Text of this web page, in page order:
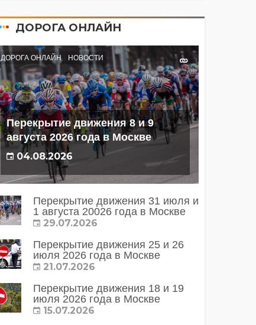
ДОРОГА ОНЛАЙН
ДОРОГА ОНЛАЙН НОВОСТИ
Перекрытие движения 8 и 9
августа 2026 года в Москве
04.08.2026
Перекрытие движения 31 июля и
1 августа 20026 года в Москве
29.07.2026
Перекрытие движения 25 и 26
июля 2026 года в Москве
21.07.2026
Перекрытие движения 18 и 19
июля 2026 года в Москве
15.07.2026